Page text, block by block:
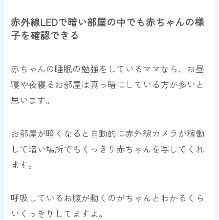
赤外線LEDで暗い部屋の中でも赤ちゃんの様
子を確認できる
赤ちゃんの睡眠の勉強をしているママなら、お昼
寝や夜寝るお部屋は真っ暗にしている方が多いと
思います。
お部屋が暗くなると自動的に赤外線カメラが稼働
して暗い場所でもくっきり赤ちゃんを写してくれ
ます。
呼吸しているお腹が動くのがちゃんとわかるくら
いくっきりしてますよ。